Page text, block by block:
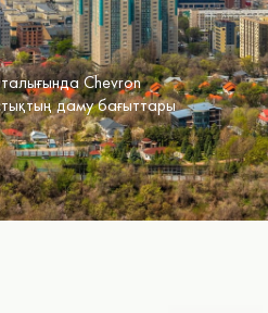
Chevron
даму бағыттары